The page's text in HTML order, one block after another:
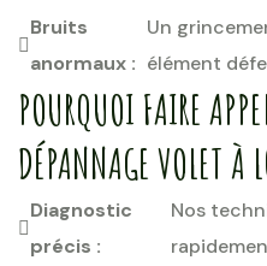
Bruits
anormaux :
Un
élément
POURQUOI FAIRE
DÉPANNAGE VOLET
Diagnostic
précis :
Nos